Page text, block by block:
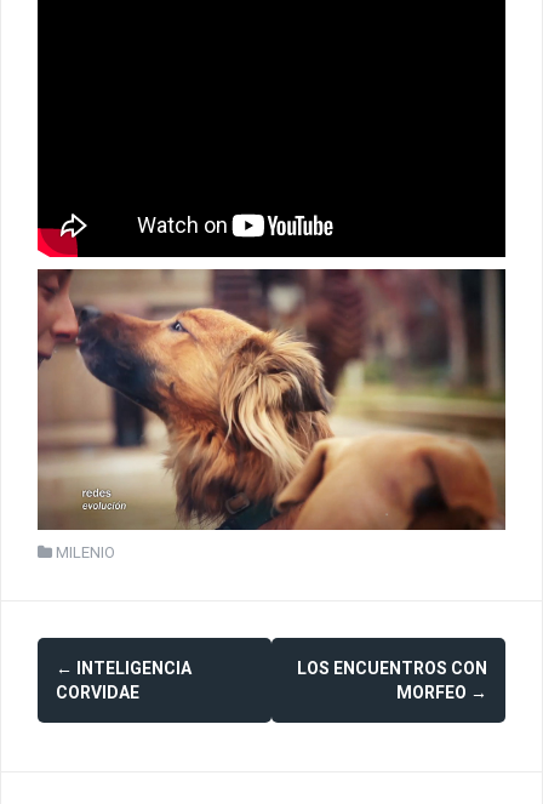
MILENIO
Post
navigation
←
INTELIGENCIA
CORVIDAE
LOS ENCUENTROS CON
MORFEO →